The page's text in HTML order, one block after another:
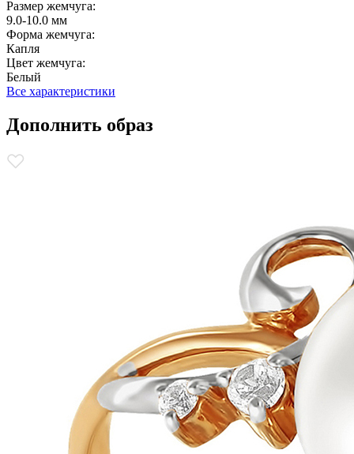
Размер жемчуга:
9.0-10.0 мм
Форма жемчуга:
Капля
Цвет жемчуга:
Белый
Все характеристики
Дополнить образ